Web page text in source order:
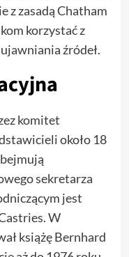
z zasadą Chatham
korzystać z
źródeł.
komitet
około 18
sekretarza
jest
W
książę Bernhard